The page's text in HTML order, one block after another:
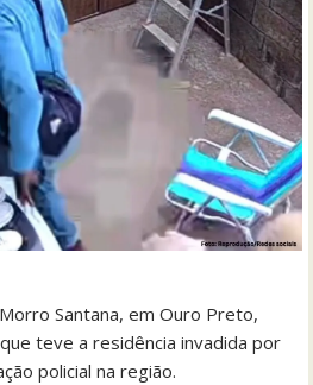
Santana, em Ouro Preto,
teve a residência invadida por
policial na região.